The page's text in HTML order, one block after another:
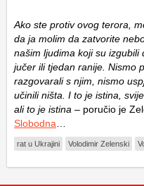
Ako ste protiv ovog terora,
da ja molim da zatvorite
našim ljudima koji su
jučer ili tjedan ranije. Nismo
razgovarali s njim, nismo
učinili ništa. I to je istina,
ali to je istina – poručio je
Slobodna
rat u Ukrajini Volodimir Zelenski